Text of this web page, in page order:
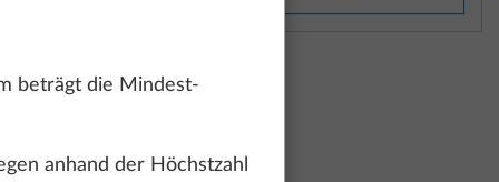
beträgt die Mindest-
anhand der Höchstzahl